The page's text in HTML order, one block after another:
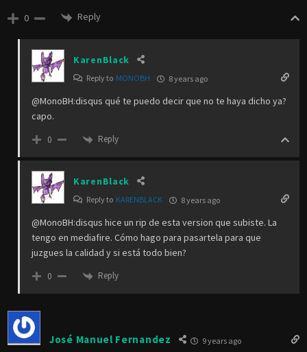
0 Reply
KarenBlack
Reply to MONOBH 8 years ago
@MonoBH:disqus qué te puedo decir que no te haya dicho ya?
capo.
0 Reply
KarenBlack
Reply to KARENBLACK 8 years ago
@MonoBH:disqus hice un rip de esta version que subiste. La
tengo en mediafire. Cómo hago para pasartela para que
juzgues la calidad y si está todo bien?
0 Reply
José Manuel Fernandez 9 years ago